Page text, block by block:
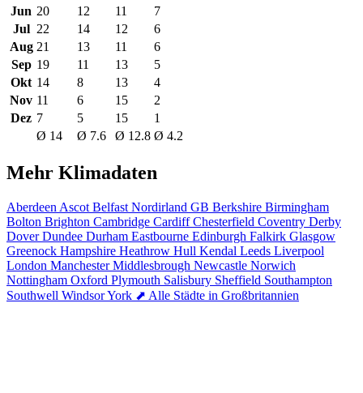
Jun 20 12 11
7
Jul 22 14 12
6
Aug 21 13 11
6
Sep 19 11 13
5
Okt 14 8 13
4
Nov 11 6 15
2
Dez 7 5 15
1
Ø 14
Ø 7.6 Ø 12.8 Ø 4.2
Mehr Klimadaten
Aberdeen Ascot Belfast Nordirland GB Berkshire Birmingham
Bolton Brighton Cambridge CardiffChesterfield Coventry Derby
DoverDundee Durham Eastbourne Edinburgh Falkirk Glasgow
Greenock Hampshire Heathrow Hull Kendal Leeds Liverpool
London ManchesterMiddlesbrough Newcastle Norwich
Nottingham Oxford Plymouth Salisbury Sheffield Southampton
Southwell WindsorYork ⬈ Alle Städte in Großbritannien